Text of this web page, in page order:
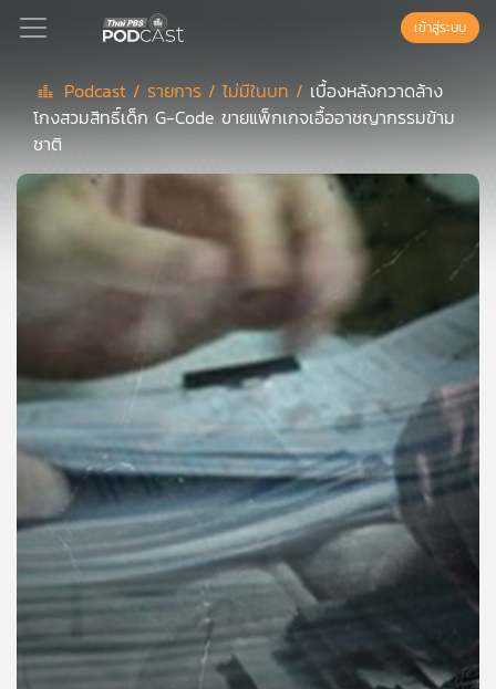
Podcast
เพล
ย์
ลิ
สต์
เพลง
บทความ
เข้าสู่ระบบ
Podcast / รายการ /ไม่มีในบท / เบื้องหลังกวาดล้าง
โกงสวมสิทธิ์เด็ก G-Code ขายแพ็กเกจเอื้ออาชญากรรมข้าม
ชาติ